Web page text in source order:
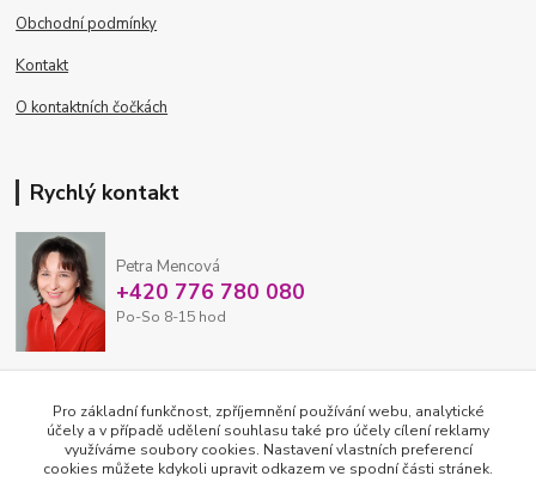
Obchodní podmínky
Kontakt
O kontaktních čočkách
Rychlý kontakt
Petra Mencová
+420 776 780 080
Po-So 8-15 hod
Pro základní funkčnost, zpříjemnění používání webu, analytické
účely a v případě udělení souhlasu také pro účely cílení reklamy
využíváme soubory cookies. Nastavení vlastních preferencí
cookies můžete kdykoli upravit odkazem ve spodní části stránek.